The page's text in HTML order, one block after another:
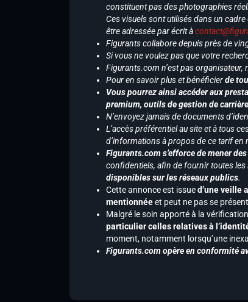
constituent pas des photographies
Ces visuels sont utilisés dans un
être adressée par écrit à
Figurants collabore depuis près de
Si vous ne voulez pas que votre
Figurants.com n’est pas
Pour en savoir plus et bénéficierde
Vous pourrez ainsi accéder aux
premium, outils de gestion de
N’envoyez jamais de documents
L’accès préférentiel au site et à tous
d’informations à propos de ce tarif
Figurants.com s’efforce de mener
confidentiels, afin de fournir toutes
disponibles sur les réseaux publics.
Cette annonce est issued’une veille
mentionnéeet peut ne pas se
Malgré le soin apporté à la
particulier celles relatives à
moment, notamment lorsqu’une
Figurants.com opère en conformité